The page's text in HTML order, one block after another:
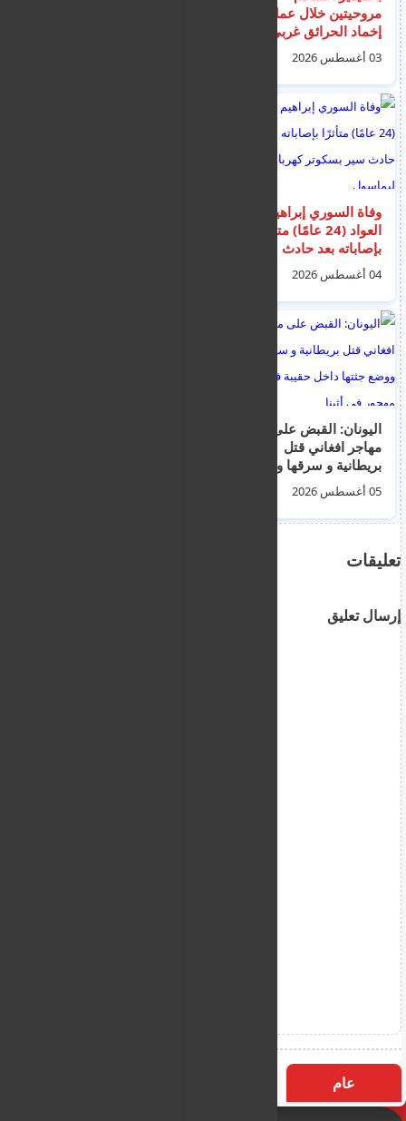
مروحيتين خلال عمليات
إخماد الحرائق غربي
أثينا03 أغسطس 2026
وفاة السوري إبراهيم
العواد (24 عامًا) متأثرًا
بإصاباته بعد حادث سير
بسكوتر كهربائي في
ليماسول
04 أغسطس 2026
اليونان: القبض على
مهاجر افغاني قتل
بريطانية و سرقها ووضع
جثتها داخل حقيبة في
مبنى مهجور في أثينا
05 أغسطس 2026
تعليقات
إرسال تعليق
عام